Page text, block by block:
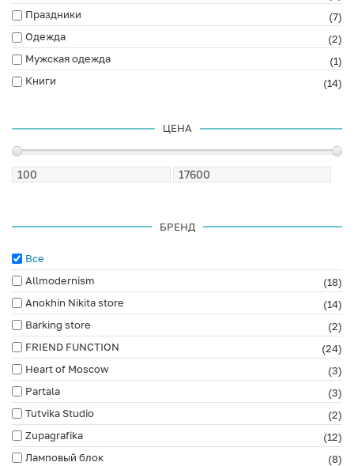
Праздники
(7)
Одежда
(2)
Мужская одежда
(1)
Книги
(14)
ЦЕНА
БРЕНД
Все
Allmodernism
(18)
Anokhin Nikita store
(14)
Barking store
(2)
FRIEND FUNCTION
(24)
Heart of Moscow
(3)
Partala
(3)
Tutvika Studio
(2)
Zupagrafika
(12)
Ламповый блок
(8)